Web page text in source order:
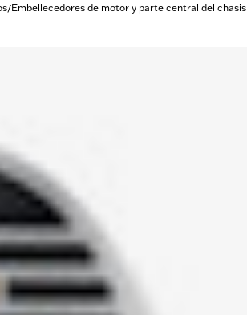
/Embellecedores de motor y parte central del chasis